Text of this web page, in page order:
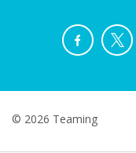
© 2026 Teaming